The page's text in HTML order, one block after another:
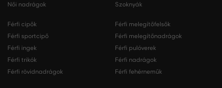
Női nadrágok
Szoknyák
Férfi cipők
Férfi sportcipő
Férfi ingek
Férfi trikók
Férfi rövidnadrágok
Férfi melegítőfelsők
Férfi melegítőnadrágok
Férfi pulóverek
Férfi nadrágok
Férfi fehérneműk